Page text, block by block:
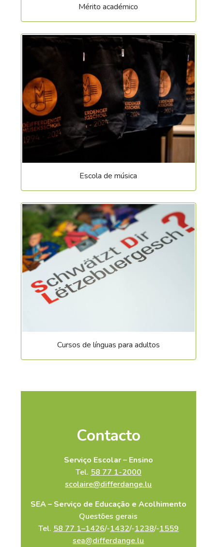
Mérito académico
Escola de música
Cursos de línguas para adultos
Contacto
Serviço Escolar – Ensino
Tel. 58 77 1-2000
scolaire@differdange.lu
SEA – Serviço de Educação e Acolhimento
Questões gerais
Tel. 58 77 1–1426/-1432/-1238/-1559
sea@differdange.lu